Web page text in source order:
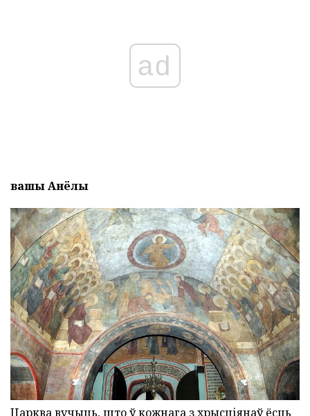
ad
вашы Анёлы
Царква вучыць, што ў кожнага з хрысціянаў ёсць